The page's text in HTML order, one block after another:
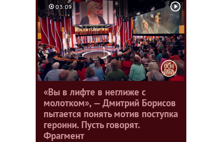
03:09
«Вы в лифте в неглиже с
молотком», — Дмитрий Борисов
пытается понять мотив поступка
героини. Пусть говорят.
Фрагмент